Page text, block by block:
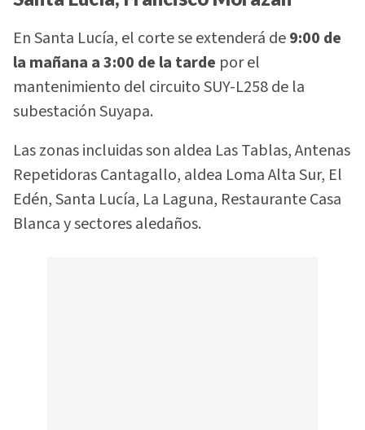
En Santa Lucía, el corte se extenderá de9:00 de
la mañana a 3:00 de la tarde por el
mantenimiento del circuito SUY-L258 de la
subestación Suyapa.
Las zonas incluidas son aldea Las Tablas, Antenas
Repetidoras Cantagallo, aldea Loma Alta Sur, El
Edén, Santa Lucía, La Laguna, Restaurante Casa
Blanca y sectores aledaños.